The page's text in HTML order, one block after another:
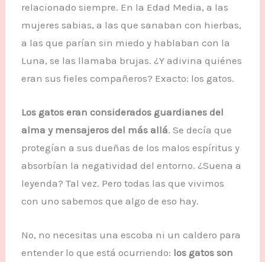
relacionado siempre. En la Edad Media, a las
mujeres sabias, a las que sanaban con hierbas,
a las que parían sin miedo y hablaban con la
Luna, se las llamaba brujas. ¿Y adivina quiénes
eran sus fieles compañeros? Exacto: los gatos.
Los gatos eran considerados guardianes del
alma y mensajeros del más allá. Se decía que
protegían a sus dueñas de los malos espíritus y
absorbían la negatividad del entorno. ¿Suena a
leyenda? Tal vez. Pero todas las que vivimos
con uno sabemos que algo de eso hay.
No, no necesitas una escoba ni un caldero para
entender lo que está ocurriendo: los gatos son